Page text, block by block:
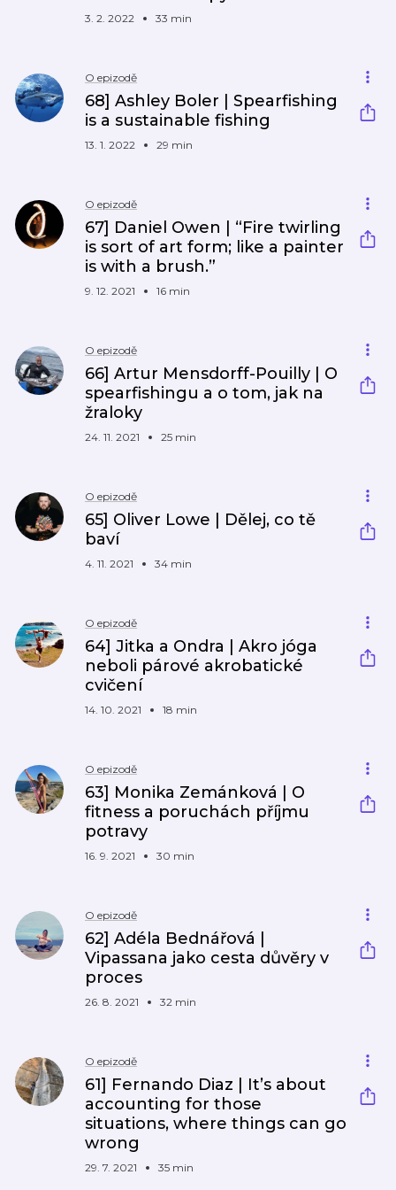
3. 2. 2022 33 min
O epizodě
68] Ashley Boler | Spearfishing
is a sustainable fishing
13. 1. 2022 29 min
O epizodě
67] Daniel Owen | “Fire twirling
is sort of art form; like a painter
is with a brush.”
9. 12. 2021 16 min
O epizodě
66] Artur Mensdorff-Pouilly | O
spearfishingu a o tom, jak na
žraloky
24. 11. 2021 25 min
O epizodě
65] Oliver Lowe | Dělej, co tě
baví
4. 11. 2021 34 min
O epizodě
64] Jitka a Ondra | Akro jóga
neboli párové akrobatické
cvičení
14. 10. 2021 18 min
O epizodě
63] Monika Zemánková | O
fitness a poruchách příjmu
potravy
16. 9. 2021 30 min
O epizodě
62] Adéla Bednářová |
Vipassana jako cesta důvěry v
proces
26. 8. 2021 32 min
O epizodě
61] Fernando Diaz | It’s about
accounting for those
situations, where things can go
wrong
29. 7. 2021 35 min